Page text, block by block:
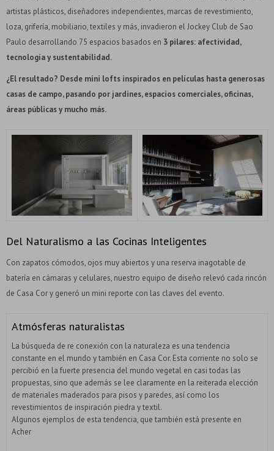
artistas plásticos, diseñadores independientes, marcas de revestimiento,
loza, grifería, mobiliario, textiles y más, invadieron el Jockey Club de Sao
Paulo desarrollando 75 espacios basados en 3 pilares: afectividad,
tecnología y sustentabilidad.
¿El resultado? Desde mini lofts inspirados en películas hasta generosas
casas de campo, pasando por jardines, espacios comerciales, oficinas,
áreas públicas y mucho más.
Del Naturalismo a las Cocinas Inteligentes
Con zapatos cómodos, ojos muy abiertos y una reserva inagotable de
batería en cámaras y celulares, nuestro equipo de diseño relevó cada rincón
de Casa Cor y generó un mini reporte con las claves del evento.
Atmósferas naturalistas
La búsqueda de re conexión con la naturaleza es una tendencia
constante en el mundo y también en Casa Cor. Esta corriente no solo se
percibió en la fuerte presencia del mundo vegetal en casi todas las
propuestas, sino que además se lee claramente en la reiterada elección
de materiales maderados para pisos y paredes, así como los
revestimientos de inspiración piedra y textil.
Algunos ejemplos de esta tendencia, que también está presente en
Acher